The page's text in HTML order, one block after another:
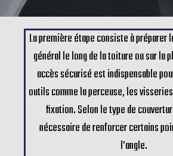
La première étape consiste à préparer
général le long de la toiture ou sur la
accès sécurisé est indispensable
outils comme la perceuse, les
fixation. Selon le type de
nécessaire de renforcer certains
l’angle.